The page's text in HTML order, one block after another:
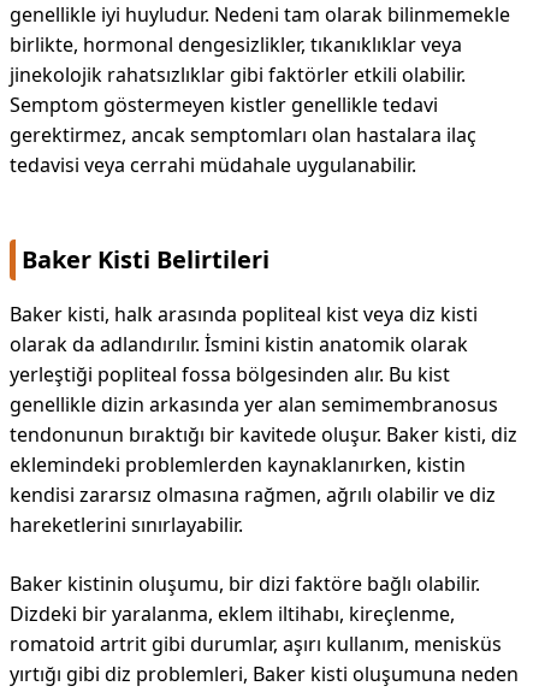
genellikle iyi huyludur. Nedeni tam olarak bilinmemekle
birlikte, hormonal dengesizlikler, tıkanıklıklar veya
jinekolojik rahatsızlıklar gibi faktörler etkili olabilir.
Semptom göstermeyen kistler genellikle tedavi
gerektirmez, ancak semptomları olan hastalara ilaç
tedavisi veya cerrahi müdahale uygulanabilir.
Baker Kisti Belirtileri
Baker kisti, halk arasında popliteal kist veya diz kisti
olarak da adlandırılır. İsmini kistin anatomik olarak
yerleştiği popliteal fossa bölgesinden alır. Bu kist
genellikle dizin arkasında yer alan semimembranosus
tendonunun bıraktığı bir kavitede oluşur. Baker kisti, diz
eklemindeki problemlerden kaynaklanırken, kistin
kendisi zararsız olmasına rağmen, ağrılı olabilir ve diz
hareketlerini sınırlayabilir.
Baker kistinin oluşumu, bir dizi faktöre bağlı olabilir.
Dizdeki bir yaralanma, eklem iltihabı, kireçlenme,
romatoid artrit gibi durumlar, aşırı kullanım, menisküs
yırtığı gibi diz problemleri, Baker kisti oluşumuna neden